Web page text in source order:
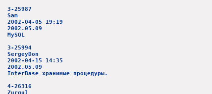
3-25987
Sam
2002-04-05 19:19
2002.05.09
MySQL
3-25994
SergeyDon
2002-04-15 14:35
2002.05.09
InterBase хранимые процедуры.
4-26316
Zurgul